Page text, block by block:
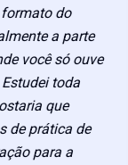
do
a parte
só ouve
toda
que
prática de
para a